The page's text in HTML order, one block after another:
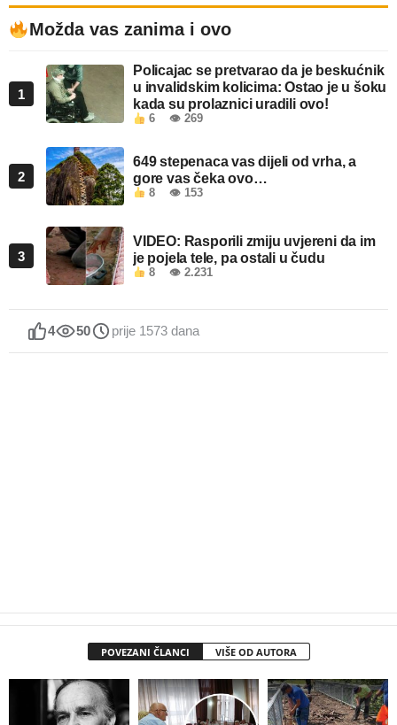
Možda vas zanima i ovo
1
Policajac se pretvarao da je beskućnik
u invalidskim kolicima: Ostao je u šoku
kada su prolaznici uradili ovo!
6 👁 269
2
649 stepenaca vas dijeli od vrha, a
gore vas čeka ovo…
8 👁 153
3
VIDEO: Rasporili zmiju uvjereni da im
je pojela tele, pa ostali u čudu
8 👁 2.231
4 50 prije 1573 dana
POVEZANI ČLANCI VIŠE OD AUTORA